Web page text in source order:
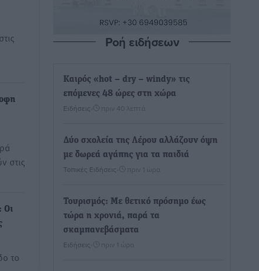
στις
Οι
το
Ροή ειδήσεων
Καιρός «hot – dry – windy» τις
επόμενες 48 ώρες στη χώρα
Ειδήσεις πριν 40 λεπτά
Δύο σχολεία της Λέρου αλλάζουν όψη
με δωρεά αγάπης για τα παιδιά
Τοπικές Ειδήσεις πριν 1 ώρα
Τουρισμός: Με θετικό πρόσημο έως
τώρα η χρονιά, παρά τα
σκαμπανεβάσματα
Ειδήσεις πριν 1 ώρα